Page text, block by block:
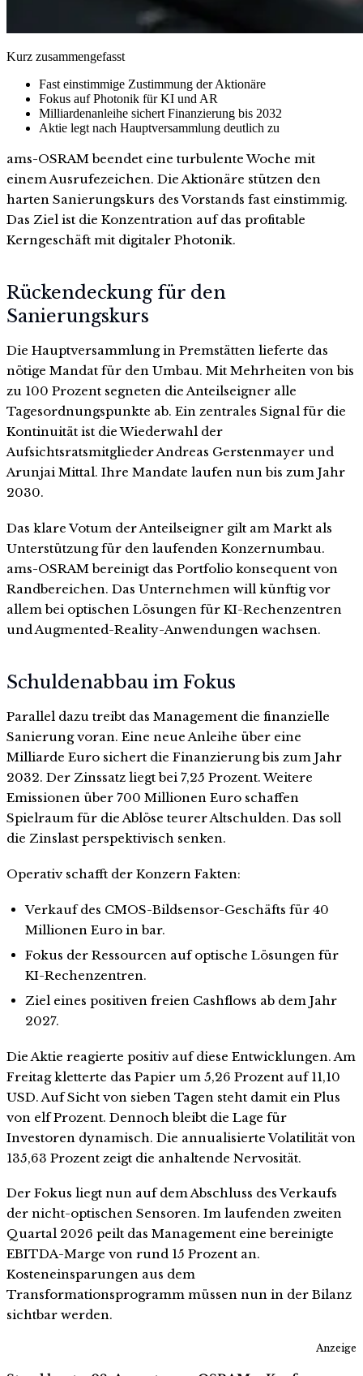
Kurz zusammengefasst
Fast einstimmige Zustimmung der Aktionäre
Fokus auf Photonik für KI und AR
Milliardenanleihe sichert Finanzierung bis 2032
Aktie legt nach Hauptversammlung deutlich zu
ams-OSRAM beendet eine turbulente Woche mit
einem Ausrufezeichen. Die Aktionäre stützen den
harten Sanierungskurs des Vorstands fast einstimmig.
Das Ziel ist die Konzentration auf das profitable
Kerngeschäft mit digitaler Photonik.
Rückendeckung für den
Sanierungskurs
Die Hauptversammlung in Premstätten lieferte das
nötige Mandat für den Umbau. Mit Mehrheiten von bis
zu 100 Prozent segneten die Anteilseigner alle
Tagesordnungspunkte ab. Ein zentrales Signal für die
Kontinuität ist die Wiederwahl der
Aufsichtsratsmitglieder Andreas Gerstenmayer und
Arunjai Mittal. Ihre Mandate laufen nun bis zum Jahr
2030.
Das klare Votum der Anteilseigner gilt am Markt als
Unterstützung für den laufenden Konzernumbau.
ams-OSRAM bereinigt das Portfolio konsequent von
Randbereichen. Das Unternehmen will künftig vor
allem bei optischen Lösungen für KI-Rechenzentren
und Augmented-Reality-Anwendungen wachsen.
Schuldenabbau im Fokus
Parallel dazu treibt das Management die finanzielle
Sanierung voran. Eine neue Anleihe über eine
Milliarde Euro sichert die Finanzierung bis zum Jahr
2032. Der Zinssatz liegt bei 7,25 Prozent. Weitere
Emissionen über 700 Millionen Euro schaffen
Spielraum für die Ablöse teurer Altschulden. Das soll
die Zinslast perspektivisch senken.
Operativ schafft der Konzern Fakten:
Verkauf des CMOS-Bildsensor-Geschäfts für 40
Millionen Euro in bar.
Fokus der Ressourcen auf optische Lösungen für
KI-Rechenzentren.
Ziel eines positiven freien Cashflows ab dem Jahr
2027.
Die Aktie reagierte positiv auf diese Entwicklungen. Am
Freitag kletterte das Papier um 5,26 Prozent auf 11,10
USD. Auf Sicht von sieben Tagen steht damit ein Plus
von elf Prozent. Dennoch bleibt die Lage für
Investoren dynamisch. Die annualisierte Volatilität von
135,63 Prozent zeigt die anhaltende Nervosität.
Der Fokus liegt nun auf dem Abschluss des Verkaufs
der nicht-optischen Sensoren. Im laufenden zweiten
Quartal 2026 peilt das Management eine bereinigte
EBITDA-Marge von rund 15 Prozent an.
Kosteneinsparungen aus dem
Transformationsprogramm müssen nun in der Bilanz
sichtbar werden.
Anzeige